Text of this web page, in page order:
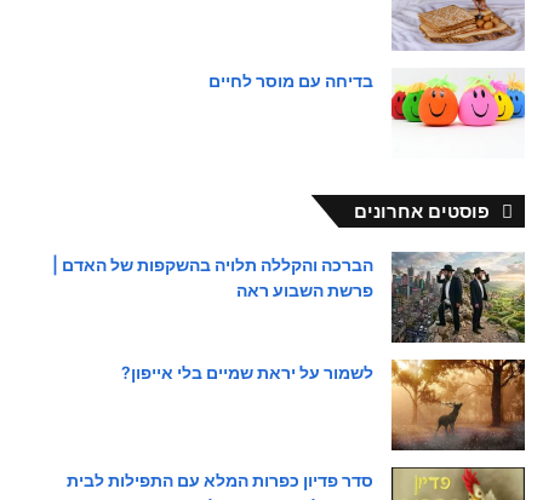
בדיחה עם מוסר לחיים
פוסטים אחרונים
הברכה והקללה תלויה בהשקפות של האדם |
פרשת השבוע ראה
לשמור על יראת שמיים בלי אייפון?
סדר פדיון כפרות המלא עם התפילות לבית